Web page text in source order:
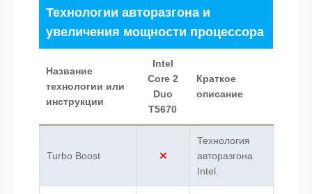
Технологии авторазгона и
увеличения мощности процессора
Название
технологии или
инструкции
Intel
Core 2
Duo
T5670
Краткое
описание
Turbo Boost
Технология
авторазгона
Intel.